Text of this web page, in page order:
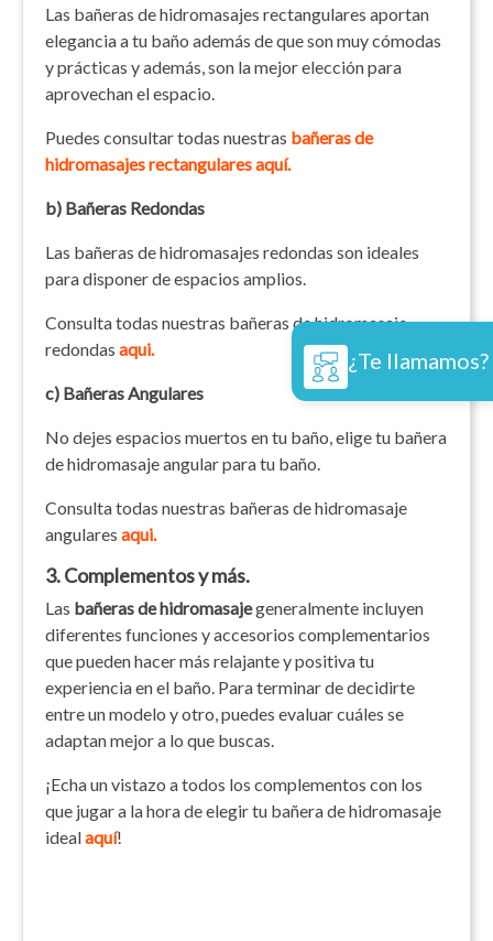
Las bañeras de hidromasajes rectangulares aportan
elegancia a tu baño además de que son muy cómodas
y prácticas y además, son la mejor elección para
aprovechan el espacio.
Puedes consultar todas nuestras bañeras de
hidromasajes rectangularesaquí.
b) Bañeras Redondas
Las bañeras de hidromasajes redondas son ideales
para disponer de espacios amplios.
Consulta todas nuestras bañeras de hidromasaje
redondas aqui.
c) Bañeras Angulares
No dejes espacios muertos en tu baño, elige tu bañera
de hidromasaje angular para tu baño.
Consulta todas nuestras bañeras de hidromasaje
angulares aqui.
3. Complementos y más.
Las bañeras de hidromasajegeneralmente incluyen
diferentes funciones y accesorios complementarios
que pueden hacer más relajante y positiva tu
experiencia en el baño. Para terminar de decidirte
entre un modelo y otro, puedes evaluar cuáles se
adaptan mejor a lo que buscas.
¡Echa un vistazo a todos los complementos con los
que jugar a la hora de elegir tu bañera de hidromasaje
idealaquí!
¿Te llamamos?